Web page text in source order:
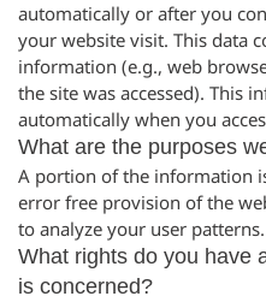
automatically or after you
your website visit. This data
information (e.g., web
the site was accessed). This
automatically when you
What are the purposes
A portion of the information
error free provision of the
to analyze your user patterns.
What rights do you have
is concerned?